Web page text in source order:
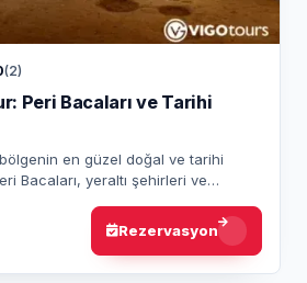
(2)
Peri Bacaları ve Tarihi
en güzel doğal ve tarihi
Bacaları, yeraltı şehirleri ve
Rezervasyon